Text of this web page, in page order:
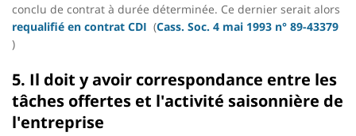
conclu de contrat à durée déterminée. Ce dernier serait alors
requalifié en contrat CDI (Cass. Soc. 4 mai 1993 n° 89-43379
)
5. Il doit y avoir correspondance entre les
tâches offertes et l'activité saisonnière de
l'entreprise